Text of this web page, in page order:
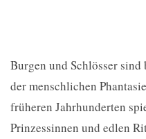
Burgen und Schlösser
der menschlichen
früheren Jahrhunderten
Prinzessinnen und edlen